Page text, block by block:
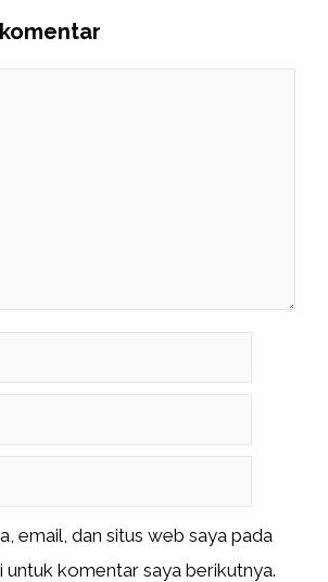
email, dan situs web saya pada
untuk komentar saya berikutnya.